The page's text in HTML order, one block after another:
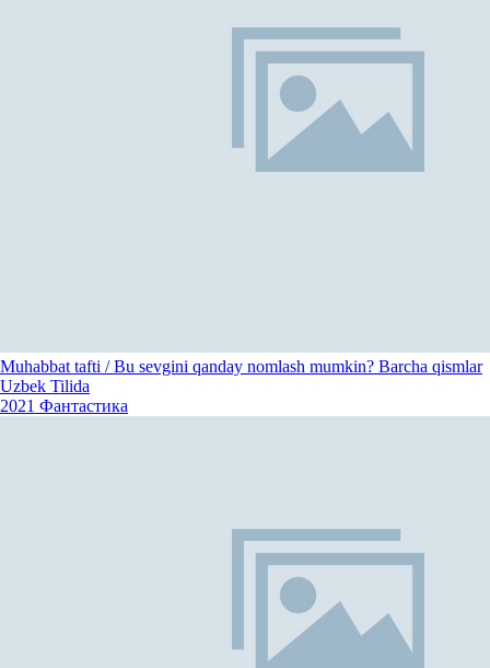
Muhabbat tafti / Bu sevgini qanday nomlash mumkin? Barcha qismlar
Uzbek Tilida
2021 Фантастика